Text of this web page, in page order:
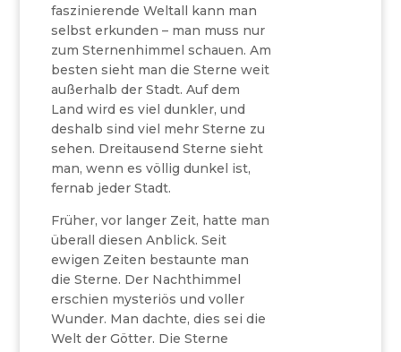
faszinierende Weltall kann man
selbst erkunden – man muss nur
zum Sternenhimmel schauen. Am
besten sieht man die Sterne weit
außerhalb der Stadt. Auf dem
Land wird es viel dunkler, und
deshalb sind viel mehr Sterne zu
sehen. Dreitausend Sterne sieht
man, wenn es völlig dunkel ist,
fernab jeder Stadt.
Früher, vor langer Zeit, hatte man
überall diesen Anblick. Seit
ewigen Zeiten bestaunte man
die Sterne. Der Nachthimmel
erschien mysteriös und voller
Wunder. Man dachte, dies sei die
Welt der Götter. Die Sterne